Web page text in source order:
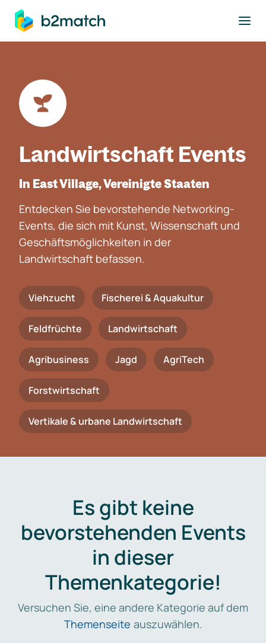
springen
Landwirtschaft Events
In East Village, Vereinigte Staaten
Entdecken Sie bevorstehende Networking-
Events, die sich mit Kunst, Wissenschaft und
Geschäftsmöglichkeiten in der
Landwirtschaft befassen.
Viehzucht Fischerei & Aquakultur
Feldfrüchte Landwirtschaft
Agribusiness Jagd AgriTech
Forstwirtschaft
Vertikale & urbane Landwirtschaft
Es gibt keine
bevorstehenden Events
in dieser
Themenkategorie!
Versuchen Sie, eine andere Kategorie auf dem
Themenseite auszuwählen.